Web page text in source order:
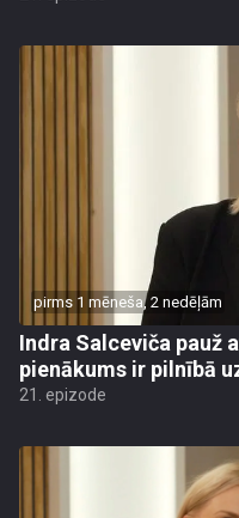
pirms 1 mēneša, 2 nedēļām
Indra Salceviča pauž
pienākums ir pilnībā
21. epizode